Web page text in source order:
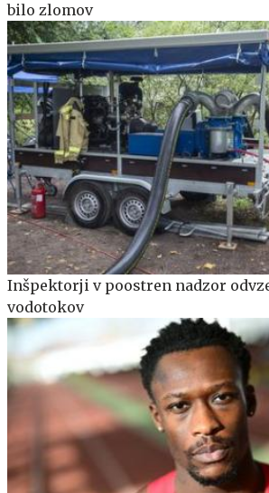
bilo zlomov
Inšpektorji v poostren nadzor
vodotokov